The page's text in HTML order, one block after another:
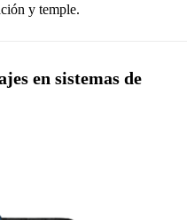
y temple.
en sistemas de